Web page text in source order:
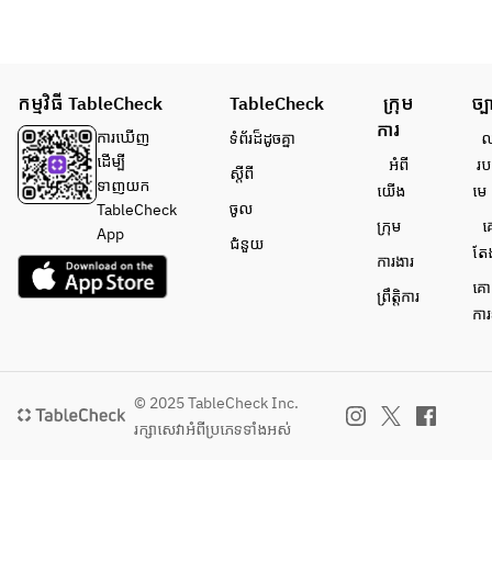
កម្មវិធី TableCheck
ការ​ឃើញ
ដើម្បី​
ទាញយក
TableCheck
App
TableCheck
ទំព័រ​ដ៏ដូចគ្នា
ស្តីពី
ចូល
ជំនួយ
ក្រុម
ការ
អំពី​
យើង
ក្រុម
ការងារ
ព្រឹត្តិការ
ច្
រ
មេ
តែ
គ
កា
© 2025 TableCheck Inc.
រក្សាសេវា​អំពីប្រភេទទាំងអស់